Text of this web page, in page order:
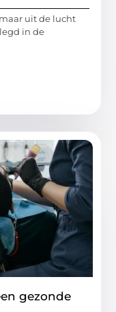
uit de lucht
in de
gezonde